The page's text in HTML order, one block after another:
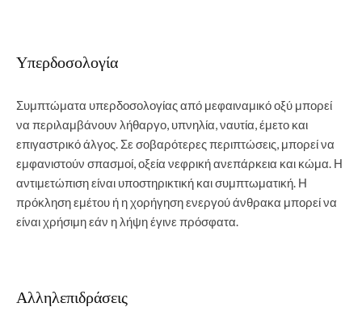
Υπερδοσολογία
Συμπτώματα υπερδοσολογίας από μεφαιναμικό οξύ μπορεί
να περιλαμβάνουν λήθαργο, υπνηλία, ναυτία, έμετο και
επιγαστρικό άλγος. Σε σοβαρότερες περιπτώσεις, μπορεί να
εμφανιστούν σπασμοί, οξεία νεφρική ανεπάρκεια και κώμα. Η
αντιμετώπιση είναι υποστηρικτική και συμπτωματική. Η
πρόκληση εμέτου ή η χορήγηση ενεργού άνθρακα μπορεί να
είναι χρήσιμη εάν η λήψη έγινε πρόσφατα.
Αλληλεπιδράσεις